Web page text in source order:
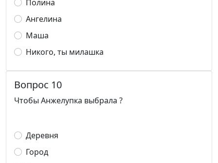
Полина
Ангелина
Маша
Никого, ты милашка
Вопрос 10
Чтобы Анжелупка выбрала ?
Деревня
Город